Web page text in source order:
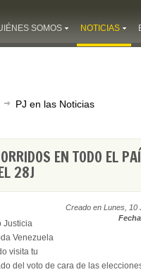
SOMOS NOTICIAS
PJ en las Noticias
EN TODO EL
28J
Creado en Lunes, 10
Justicia
Venezuela
visita tu
del voto de cara de las